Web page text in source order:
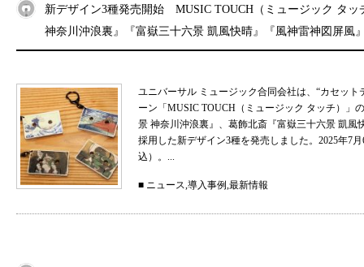
新デザイン3種発売開始 MUSIC TOUCH（ミュージック タッ
神奈川沖浪裏』『富嶽三十六景 凱風快晴』『風神雷神図屏風
ユニバーサル ミュージック合同会社は、“カセッ
ーン「MUSIC TOUCH（ミュージック タッチ）」
景 神奈川沖浪裏』、葛飾北斎『富嶽三十六景 凱
採用した新デザイン3種を発売しました。2025年7
込）。...
■ ニュース,導入事例,最新情報